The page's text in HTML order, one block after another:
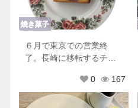
焼き菓子
６月で東京での営業終
了。長崎に移転するチリ
0
167